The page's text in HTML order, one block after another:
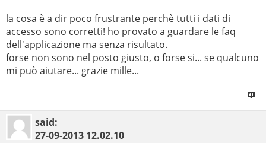
la cosa è a dir poco frustrante perchè tutti i dati di
accesso sono corretti! ho provato a guardare le faq
dell'applicazione ma senza risultato.
forse non sono nel posto giusto, o forse si... se qualcuno
mi può aiutare... grazie mille...
said:
27-09-2013 12.02.10